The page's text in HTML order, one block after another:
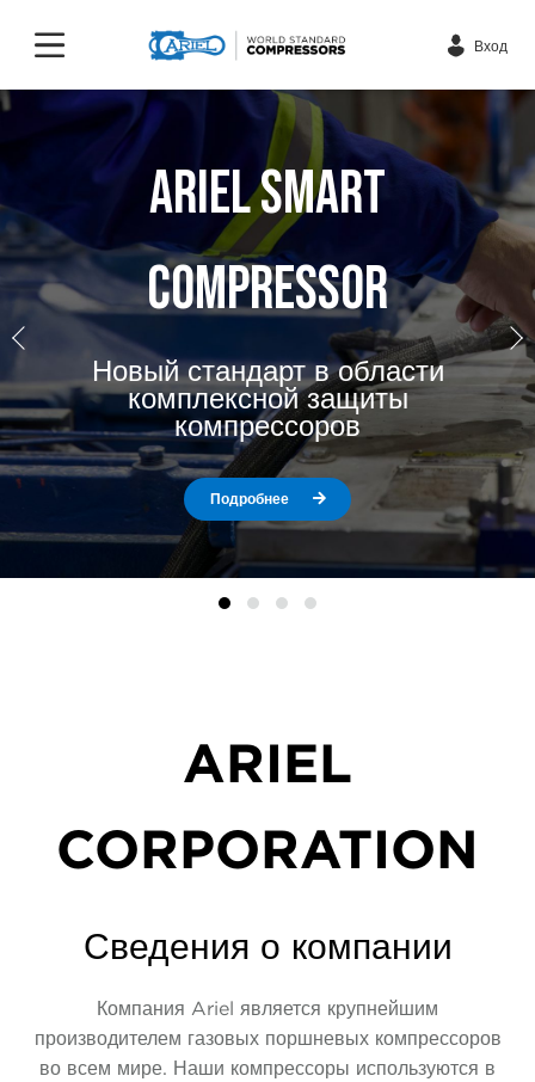
Вход
ARIEL SMART
COMPRESSOR
Новый стандарт в области
комплексной защиты
компрессоров
Подробнее
Назад
ARIEL
CORPORATION
Сведения о компании
Компания Ariel является крупнейшим
производителем газовых поршневых компрессоров
во всем мире. Наши компрессоры используются в